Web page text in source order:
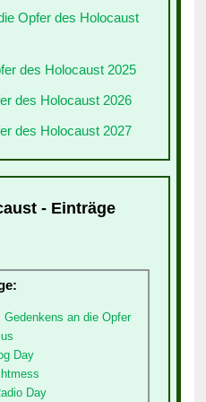
Opfer des Holocaust
des Holocaust 2025
des Holocaust 2026
des Holocaust 2027
- Einträge
Gedenkens an die Opfer
Day
Day